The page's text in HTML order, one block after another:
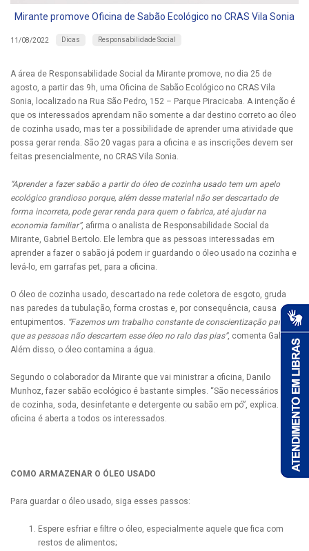
Mirante promove Oficina de Sabão Ecológico no CRAS Vila Sonia
11/08/2022 Dicas Responsabilidade Social
A área de Responsabilidade Social da Mirante promove, no dia 25 de
agosto, a partir das 9h, uma Oficina de Sabão Ecológico no CRAS Vila
Sonia, localizado na Rua São Pedro, 152 – Parque Piracicaba. A intenção é
que os interessados aprendam não somente a dar destino correto ao óleo
de cozinha usado, mas ter a possibilidade de aprender uma atividade que
possa gerar renda. São 20 vagas para a oficina e as inscrições devem ser
feitas presencialmente, no CRAS Vila Sonia.
“Aprender a fazer sabão a partir do óleo de cozinha usado tem um apelo
ecológico grandioso porque, além desse material não ser descartado de
forma incorreta, pode gerar renda para quem o fabrica, até ajudar na
economia familiar”, afirma o analista de Responsabilidade Social da
Mirante, Gabriel Bertolo. Ele lembra que as pessoas interessadas em
aprender a fazer o sabão já podem ir guardando o óleo usado na cozinha e
levá-lo, em garrafas pet, para a oficina.
O óleo de cozinha usado, descartado na rede coletora de esgoto, gruda
nas paredes da tubulação, forma crostas e, por consequência, causa
entupimentos. “Fazemos um trabalho constante de conscientização para
que as pessoas não descartem esse óleo no ralo das pias”, comenta Gabriel.
Além disso, o óleo contamina a água.
Segundo o colaborador da Mirante que vai ministrar a oficina, Danilo
Munhoz, fazer sabão ecológico é bastante simples. “São necessários óleo
de cozinha, soda, desinfetante e detergente ou sabão em pó”, explica. A
oficina é aberta a todos os interessados.
COMO ARMAZENAR O ÓLEO USADO
Para guardar o óleo usado, siga esses passos:
Espere esfriar e filtre o óleo, especialmente aquele que fica com
restos de alimentos;